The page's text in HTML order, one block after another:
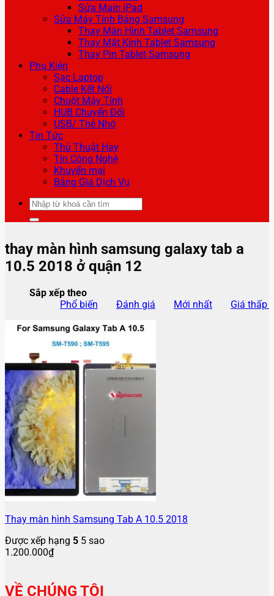
Sửa Main iPad
Sửa Máy Tính Bảng Samsung
Thay Màn Hình Tablet Samsung
Thay Mặt Kính Tablet Samsung
Thay Pin Tablet Samsung
Phụ Kiện
Sạc Laptop
Cable Kết Nối
Chuột Máy Tính
HUB Chuyển Đổi
USB/ Thẻ Nhớ
Tin Tức
Thủ Thuật Hay
Tin Công Nghệ
Khuyến mại
Bảng Giá Dịch Vụ
Tìm
kiếm:
thay màn hình samsung galaxy tab a
10.5 2018 ở quận 12
Sắp xếp theo
Phổ biến
Đánh giá Mới nhất Giá thấp
Thay màn hình Samsung Tab A 10.5 2018
Được xếp hạng 5 5 sao
1.200.000₫
VỀ CHÚNG TÔI